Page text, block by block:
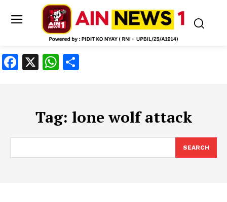
Facebook
X WhatsApp
Tag: lone wolf attack
SEARCH